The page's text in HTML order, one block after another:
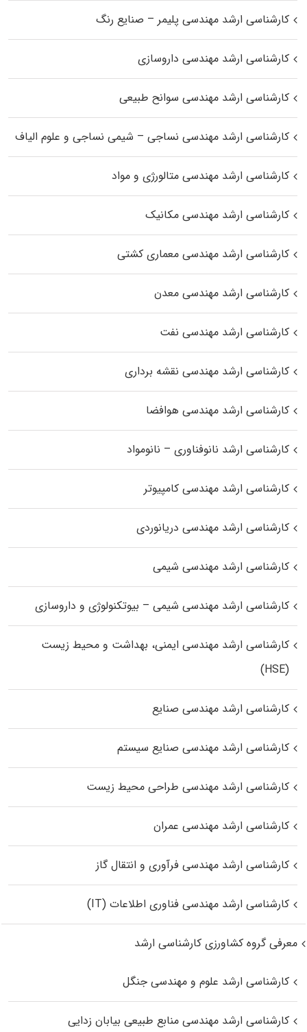
کارشناسی ارشد مهندسی پلیمر – صنایع رنگ
کارشناسی ارشد مهندسی داروسازی
کارشناسی ارشد مهندسی سوانح طبیعی
کارشناسی ارشد مهندسی نساجی – شیمی نساجی و علوم الیاف
کارشناسی ارشد مهندسی متالورژی و مواد
کارشناسی ارشد مهندسی مکانیک
کارشناسی ارشد مهندسی معماری کشتی
کارشناسی ارشد مهندسی معدن
کارشناسی ارشد مهندسی نفت
کارشناسی ارشد مهندسی نقشه برداری
کارشناسی ارشد مهندسی هوافضا
کارشناسی ارشد نانوفناوری – نانومواد
کارشناسی ارشد مهندسی کامپیوتر
کارشناسی ارشد مهندسی دریانوردی
کارشناسی ارشد مهندسی شیمی
کارشناسی ارشد مهندسی شیمی – بیوتکنولوژی و داروسازی
کارشناسی ارشد مهندسی ایمنی، بهداشت و محیط زیست
(HSE)
کارشناسی ارشد مهندسی صنایع
کارشناسی ارشد مهندسی صنایع سیستم
کارشناسی ارشد مهندسی طراحی محیط زیست
کارشناسی ارشد مهندسی عمران
کارشناسی ارشد مهندسی فرآوری و انتقال گاز
کارشناسی ارشد مهندسی فناوری اطلاعات (IT)
معرفی گروه کشاورزی کارشناسی ارشد
کارشناسی ارشد علوم و مهندسی جنگل
کارشناسی ارشد مهندسی منابع طبیعی بیابان زدایی